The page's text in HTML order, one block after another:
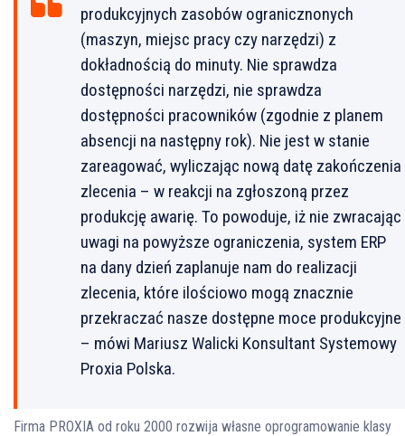
produkcyjnych zasobów ogranicznonych
(maszyn, miejsc pracy czy narzędzi) z
dokładnością do minuty. Nie sprawdza
dostępności narzędzi, nie sprawdza
dostępności pracowników (zgodnie z planem
absencji na następny rok). Nie jest w stanie
zareagować, wyliczając nową datę zakończenia
zlecenia – w reakcji na zgłoszoną przez
produkcję awarię. To powoduje, iż nie zwracając
uwagi na powyższe ograniczenia, system ERP
na dany dzień zaplanuje nam do realizacji
zlecenia, które ilościowo mogą znacznie
przekraczać nasze dostępne moce produkcyjne
– mówi Mariusz Walicki Konsultant Systemowy
Proxia Polska.
Firma PROXIA od roku 2000 rozwija własne oprogramowanie klasy